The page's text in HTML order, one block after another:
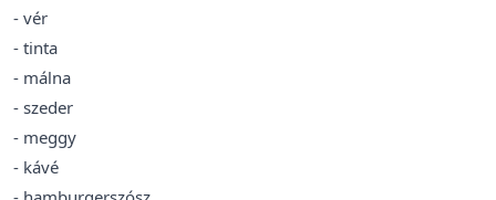
- vér
- tinta
- málna
- szeder
- meggy
- kávé